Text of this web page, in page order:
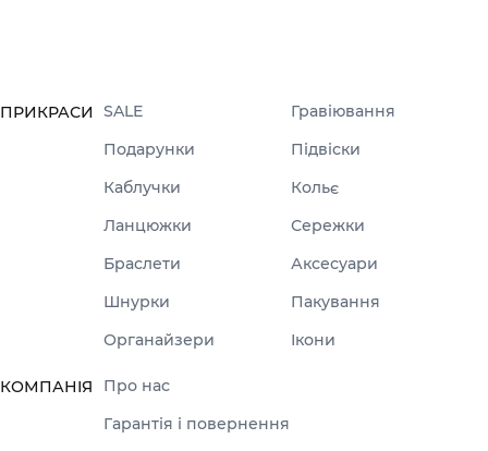
ПРИКРАСИ SALE
Гравіювання
Подарунки
Підвіски
Каблучки
Кольє
Ланцюжки
Сережки
Браслети
Аксесуари
Шнурки
Пакування
Органайзери
Ікони
КОМПАНІЯ
Про нас
Гарантія і повернення